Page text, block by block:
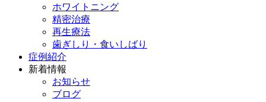
ホワイトニング
精密治療
再生療法
歯ぎしり・食いしばり
症例紹介
新着情報
お知らせ
ブログ